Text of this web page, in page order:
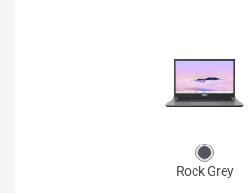
Rock Grey